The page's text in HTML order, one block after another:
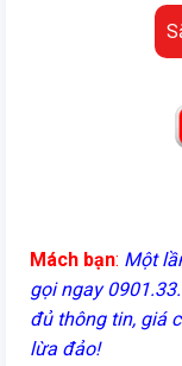
Mách bạn: Một
gọi ngay
đủ thông tin, giá
lừa đảo!